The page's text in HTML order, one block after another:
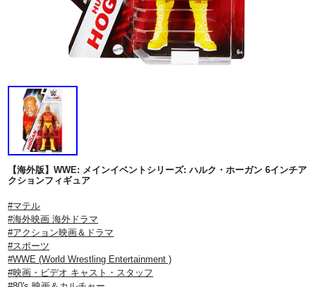
【海外版】WWE: メインイベントシリーズ: ハルク・ホーガン 6インチア
クションフィギュア
#マテル
#海外映画 海外ドラマ
#アクション映画＆ドラマ
#スポーツ
#WWE (World Wrestling Entertainment )
#映画・ビデオ キャスト・スタッフ